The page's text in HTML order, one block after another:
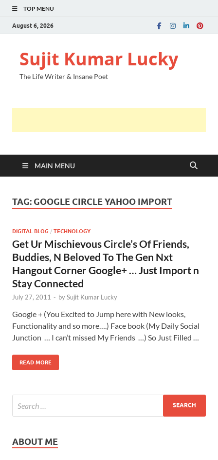
TOP MENU
August 6, 2026
Sujit Kumar Lucky
The Life Writer & Insane Poet
MAIN MENU
TAG: GOOGLE CIRCLE YAHOO IMPORT
DIGITAL BLOG / TECHNOLOGY
Get Ur Mischievous Circle’s Of Friends,
Buddies, N Beloved To The Gen Nxt
Hangout Corner Google+ … Just Import n
Stay Connected
July 27, 2011 - bySujit Kumar Lucky
Google + (You Excited to Jump here with New looks,
Functionality and so more….) Face book (My Daily Social
Junction … I can’t missed My Friends …) So Just Filled …
READ MORE
ABOUT ME